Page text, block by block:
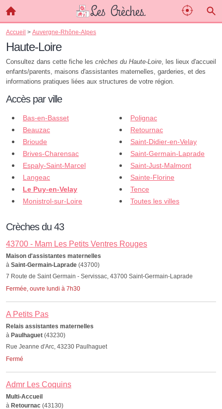
Accueil > Auvergne-Rhône-Alpes
Haute-Loire
Consultez dans cette fiche les crèches du Haute-Loire, les lieux d'accueil
enfants/parents, maisons d'assistantes maternelles, garderies, et des
informations pratiques liées aux structures de votre région.
Accès par ville
Bas-en-Basset
Beauzac
Brioude
Brives-Charensac
Espaly-Saint-Marcel
Langeac
Le Puy-en-Velay
Monistrol-sur-Loire
Polignac
Retournac
Saint-Didier-en-Velay
Saint-Germain-Laprade
Saint-Just-Malmont
Sainte-Florine
Tence
Toutes les villes
Crèches du 43
43700 - Mam Les Petits Ventres Rouges
Maison d'assistantes maternelles
à Saint-Germain-Laprade (43700)
7 Route de Saint Germain - Servissac, 43700 Saint-Germain-Laprade
Fermée, ouvre lundi à 7h30
A Petits Pas
Relais assistantes maternelles
à Paulhaguet (43230)
Rue Jeanne d'Arc, 43230 Paulhaguet
Fermé
Admr Les Coquins
Multi-Accueil
à Retournac (43130)